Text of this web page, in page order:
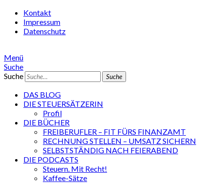
Kontakt
Impressum
Datenschutz
Menü
Suche
Suche
DAS BLOG
DIE STEUERSÄTZERIN
Profil
DIE BÜCHER
FREIBERUFLER – FIT FÜRS FINANZAMT
RECHNUNG STELLEN – UMSATZ SICHERN
SELBSTSTÄNDIG NACH FEIERABEND
DIE PODCASTS
Steuern. Mit Recht!
Kaffee-Sätze